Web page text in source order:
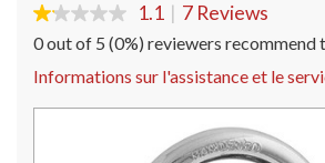
1.1
out
of
5
average
1.1 7 Reviews
0 out of 5 (0%) reviewers recommend
Informations sur l'assistance et le